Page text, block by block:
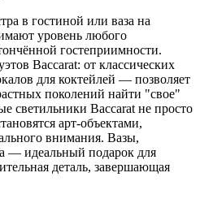
в гостиной или ваза на
уровень любого
гостеприимности.
Baccarat: от классических
для коктейлей — позволяет
поколений найти "свое"
светильники Baccarat не просто
арт-объектами,
внимания. Вазы,
— идеальный подарок для
деталь, завершающая